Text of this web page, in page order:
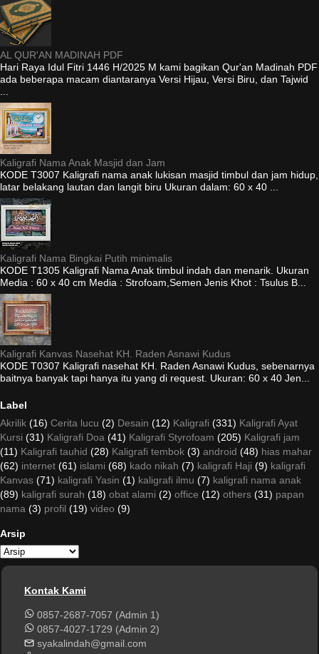
AL QUR'AN MADINAH PDF
Hari Raya Idul Fitri 1446 H/2025 M kami bagikan Qur'an Madinah PDF
ada beberapa macam diantaranya Versi Hijau, Versi Biru, dan Tajwid
Kaligrafi Nama Anak Masjid dan Jam
KODE T3007 Kaligrafi nama anak lukisan masjid timbul dan jam hidup,
latar belakang lautan dan langit biru Ukuran dalam: 60 x 40 ...
Kaligrafi Nama Bingkai Putih minimalis
KODE T1305 Kaligrafi Nama Anak timbul indah dan menarik. Ukuran
Media : 60 x 40 cm Media : Strofoam,Semen Jenis Khot : Tsulus B...
Kaligrafi Kanvas Nasehat KH. Raden Asnawi Kudus
KODE T0307 Kaligrafi nasehat KH. Raden Asnawi Kudus, sebenarnya
baitnya banyak tapi hanya itu yang di request. Ukuran: 60 x 40 Jen...
Label
Akrilik (16) Cerita lucu (2) Desain (12) Kaligrafi (331) Kaligrafi Ayat
Kursi (31) Kaligrafi Doa (41) Kaligrafi Styrofoam (205) Kaligrafi jam
(11) Kaligrafi tauhid (28) Kaligrafi tembok (3) android (48) hias mahar
(62) internet (61) islami (68) kado nikah (7) kaligrafi Haji (9) kaligrafi
Kanvas (71) kaligrafi Yasin (1) kaligrafi ilmu (7) kaligrafi nama anak
(89) kaligrafi surah (18) obat alami (2) office (12) others (31) papan
nama (3) profil (19) video (9)
Arsip
Kontak Kami
0857-2687-7057 (Admin 1)
0857-4027-1729 (Admin 2)
syakalindah@gmail.com